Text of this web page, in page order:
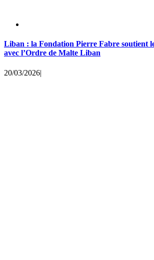
Liban : la Fondation Pierre Fabre soutient
avec l’Ordre de Malte Liban
20/03/2026|